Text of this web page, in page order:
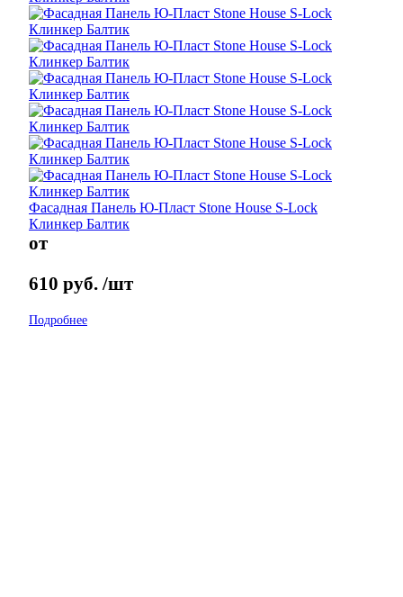
Фасадная Панель Ю-Пласт Stone House S-Lock
Клинкер Балтик
от
610 руб. /шт
Подробнее